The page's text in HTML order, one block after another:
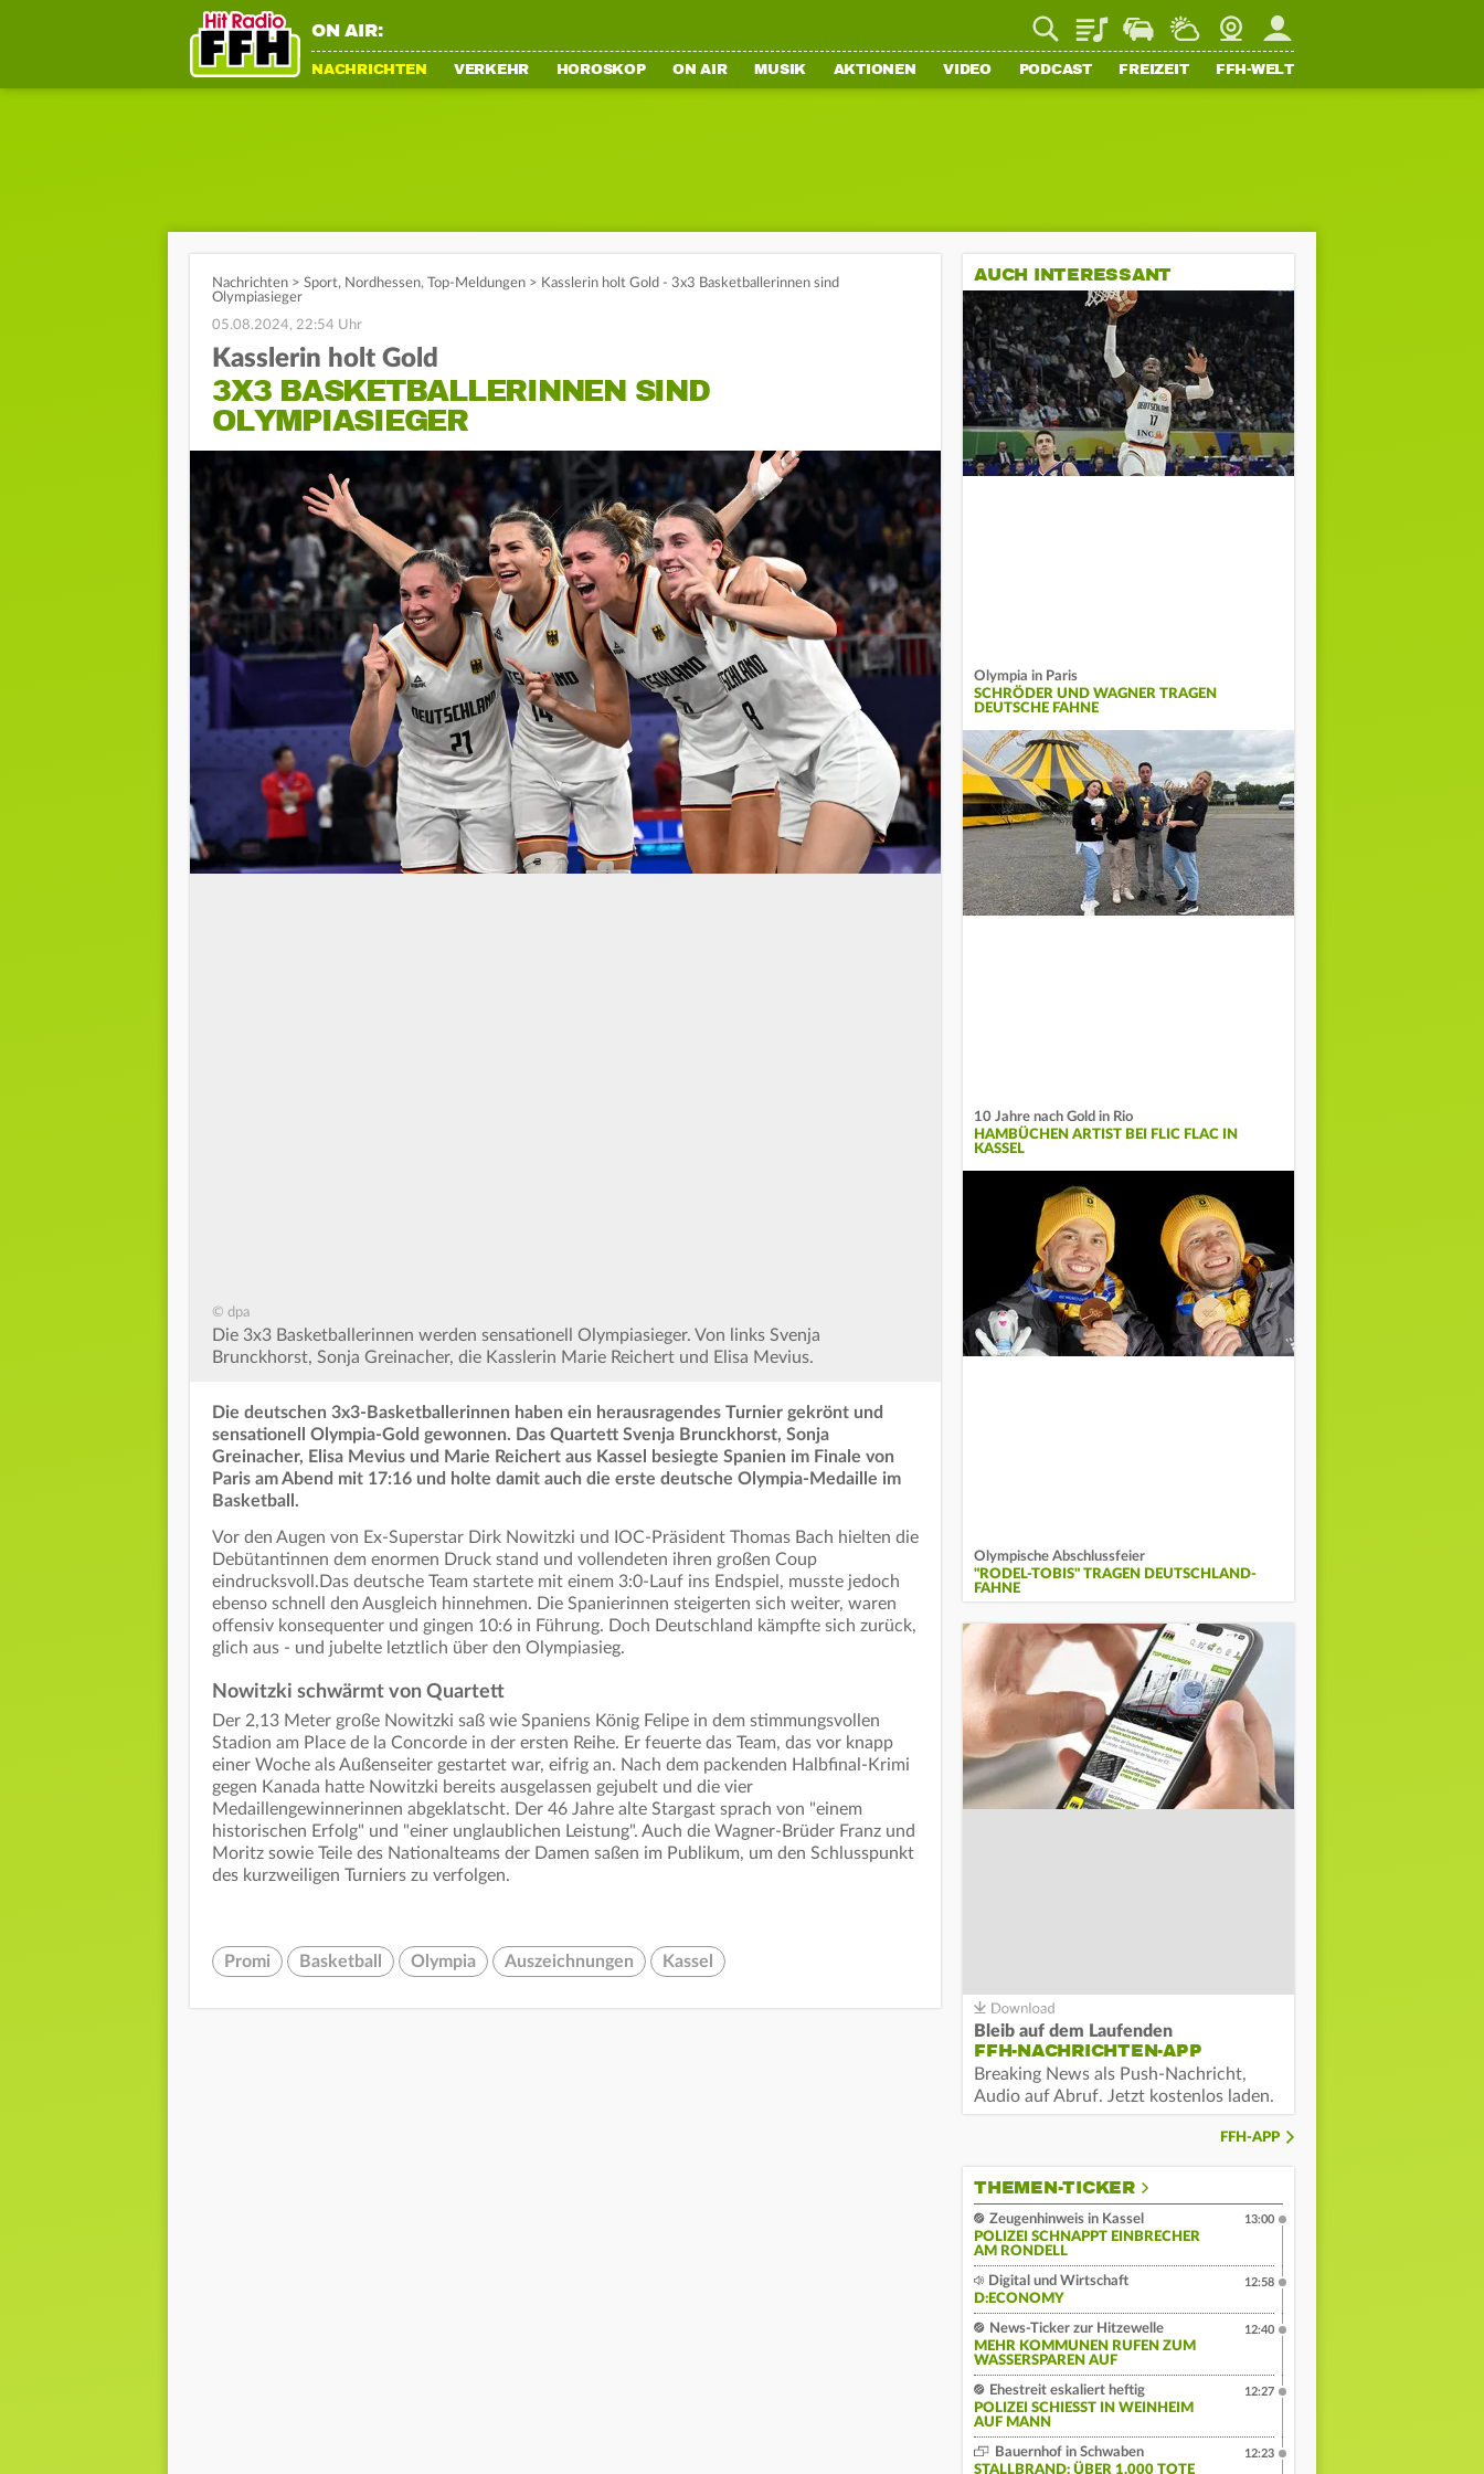
ON AIR: PlaylistStaupilotWetterWebcamMein FFH
NACHRICHTEN VERKEHR HOROSKOP ON AIR MUSIK AKTIONEN VIDEO PODCAST FREIZEIT FFH-WELT
Nachrichten > Sport, Nordhessen, Top-Meldungen > Kasslerin holt Gold - 3x3 Basketballerinnen sind
Olympiasieger
05.08.2024, 22:54 Uhr
Kasslerin holt Gold
3X3 BASKETBALLERINNEN SIND
OLYMPIASIEGER
© dpa
Die 3x3 Basketballerinnen werden sensationell Olympiasieger. Von links Svenja
Brunckhorst, Sonja Greinacher, die Kasslerin Marie Reichert und Elisa Mevius.
Die deutschen 3x3-Basketballerinnen haben ein herausragendes Turnier gekrönt und
sensationell Olympia-Gold gewonnen. Das Quartett Svenja Brunckhorst, Sonja
Greinacher, Elisa Mevius und Marie Reichert aus Kassel besiegte Spanien im Finale von
Paris am Abend mit 17:16 und holte damit auch die erste deutsche Olympia-Medaille im
Basketball.
Vor den Augen von Ex-Superstar Dirk Nowitzki und IOC-Präsident Thomas Bach hielten die
Debütantinnen dem enormen Druck stand und vollendeten ihren großen Coup
eindrucksvoll.Das deutsche Team startete mit einem 3:0-Lauf ins Endspiel, musste jedoch
ebenso schnell den Ausgleich hinnehmen. Die Spanierinnen steigerten sich weiter, waren
offensiv konsequenter und gingen 10:6 in Führung. Doch Deutschland kämpfte sich zurück,
glich aus - und jubelte letztlich über den Olympiasieg.
Nowitzki schwärmt von Quartett
Der 2,13 Meter große Nowitzki saß wie Spaniens König Felipe in dem stimmungsvollen
Stadion am Place de la Concorde in der ersten Reihe. Er feuerte das Team, das vor knapp
einer Woche als Außenseiter gestartet war, eifrig an. Nach dem packenden Halbfinal-Krimi
gegen Kanada hatte Nowitzki bereits ausgelassen gejubelt und die vier
Medaillengewinnerinnen abgeklatscht. Der 46 Jahre alte Stargast sprach von "einem
historischen Erfolg" und "einer unglaublichen Leistung". Auch die Wagner-Brüder Franz und
Moritz sowie Teile des Nationalteams der Damen saßen im Publikum, um den Schlusspunkt
des kurzweiligen Turniers zu verfolgen.
Promi Basketball Olympia Auszeichnungen Kassel
AUCH INTERESSANT
Olympia in Paris
SCHRÖDER UND WAGNER TRAGEN
DEUTSCHE FAHNE
10 Jahre nach Gold in Rio
HAMBÜCHEN ARTIST BEI FLIC FLAC IN
KASSEL
Olympische Abschlussfeier
"RODEL-TOBIS" TRAGEN DEUTSCHLAND-
FAHNE
Bleib auf dem Laufenden
FFH-NACHRICHTEN-APP
Breaking News als Push-Nachricht,
Audio auf Abruf. Jetzt kostenlos laden.
FFH-APP
THEMEN-TICKER
Zeugenhinweis in Kassel
POLIZEI SCHNAPPT EINBRECHER
AM RONDELL
13:00
Digital und Wirtschaft
D:ECONOMY
12:58
News-Ticker zur Hitzewelle
MEHR KOMMUNEN RUFEN ZUM
WASSERSPAREN AUF
12:40
Ehestreit eskaliert heftig
POLIZEI SCHIESST IN WEINHEIM A
UF MANN
12:27
Bauernhof in Schwaben
STALLBRAND: ÜBER 1.000 TOTE
12:23